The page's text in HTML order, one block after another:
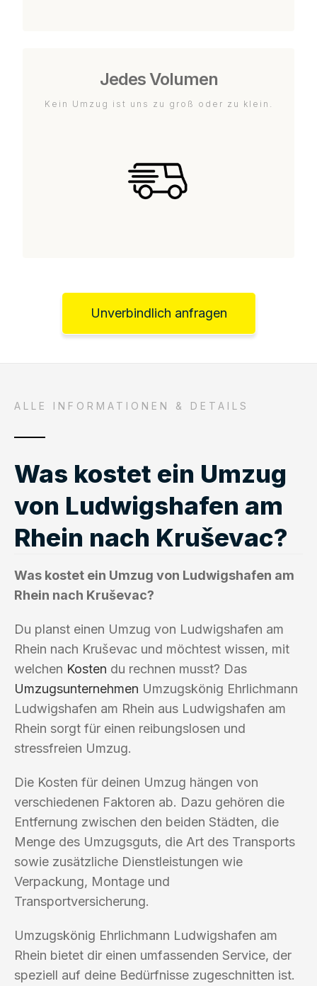
Jedes Volumen
Kein Umzug ist uns zu groß oder zu klein.
Unverbindlich anfragen
ALLE INFORMATIONEN & DETAILS
Was kostet ein Umzug
von Ludwigshafen am
Rhein nach Kruševac?
Was kostet ein Umzug von Ludwigshafen am
Rhein nach Kruševac?
Du planst einen Umzug von Ludwigshafen am
Rhein nach Kruševac und möchtest wissen, mit
welchen Kosten du rechnen musst? Das
Umzugsunternehmen Umzugskönig Ehrlichmann
Ludwigshafen am Rhein aus Ludwigshafen am
Rhein sorgt für einen reibungslosen und
stressfreien Umzug.
Die Kosten für deinen Umzug hängen von
verschiedenen Faktoren ab. Dazu gehören die
Entfernung zwischen den beiden Städten, die
Menge des Umzugsguts, die Art des Transports
sowie zusätzliche Dienstleistungen wie
Verpackung, Montage und
Transportversicherung.
Umzugskönig Ehrlichmann Ludwigshafen am
Rhein bietet dir einen umfassenden Service, der
speziell auf deine Bedürfnisse zugeschnitten ist.